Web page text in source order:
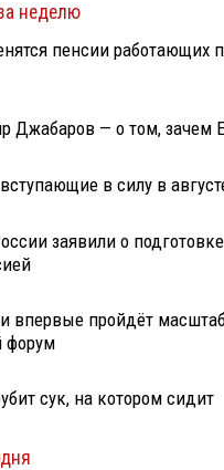
неделю
пенсии работающих
Джабаров — о том, зачем
в силу в
заявили о
впервые пройдёт
форум
сук, на котором сидит